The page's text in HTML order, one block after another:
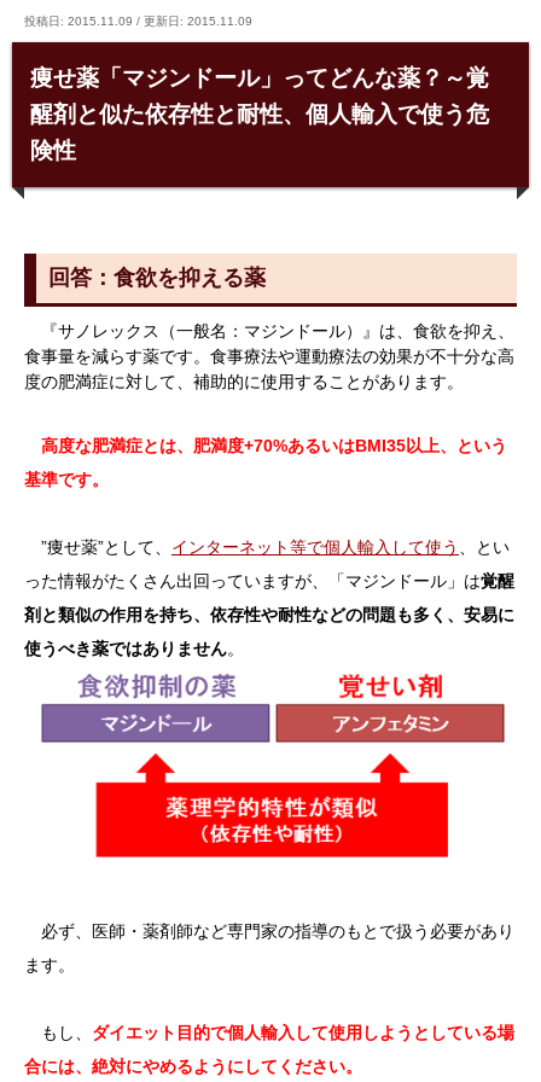
投稿日: 2015.11.09 / 更新日: 2015.11.09
痩せ薬「マジンドール」ってどんな薬？～覚
醒剤と似た依存性と耐性、個人輸入で使う危
険性
回答：食欲を抑える薬
『サノレックス（一般名：マジンドール）』は、食欲を抑え、
食事量を減らす薬です。食事療法や運動療法の効果が不十分な高
度の肥満症に対して、補助的に使用することがあります。
高度な肥満症とは、肥満度+70%あるいはBMI35以上、という
基準です。
”痩せ薬”として、 インターネット等で個人輸入して使う
、とい
った情報がたくさん出回っていますが、「マジンドール」は覚醒
剤と類似の作用を持ち、依存性や耐性などの問題も多く、安易に
使うべき薬ではありません。
必ず、医師・薬剤師など専門家の指導のもとで扱う必要があり
ます。
もし、 ダイエット目的で個人輸入して使用しようとしている場
合には、絶対にやめるようにしてください。